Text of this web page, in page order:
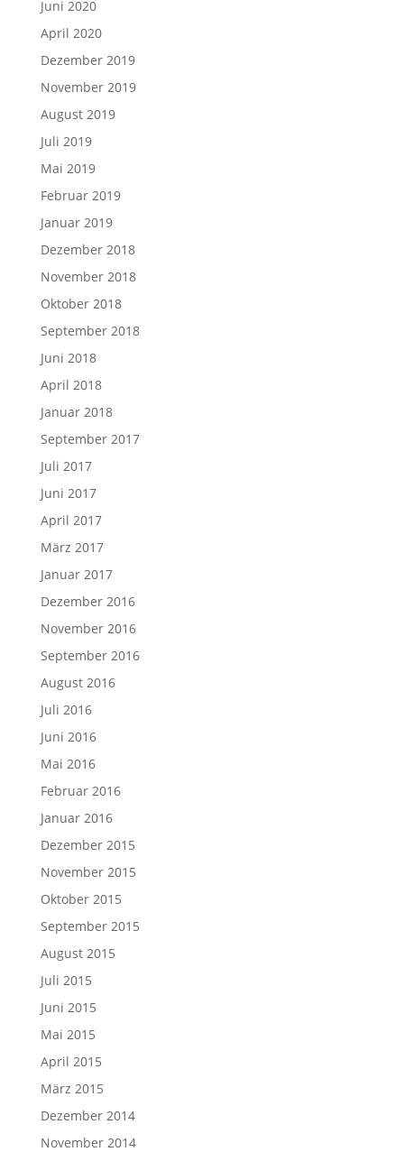
Juni 2020
April 2020
Dezember 2019
November 2019
August 2019
Juli 2019
Mai 2019
Februar 2019
Januar 2019
Dezember 2018
November 2018
Oktober 2018
September 2018
Juni 2018
April 2018
Januar 2018
September 2017
Juli 2017
Juni 2017
April 2017
März 2017
Januar 2017
Dezember 2016
November 2016
September 2016
August 2016
Juli 2016
Juni 2016
Mai 2016
Februar 2016
Januar 2016
Dezember 2015
November 2015
Oktober 2015
September 2015
August 2015
Juli 2015
Juni 2015
Mai 2015
April 2015
März 2015
Dezember 2014
November 2014